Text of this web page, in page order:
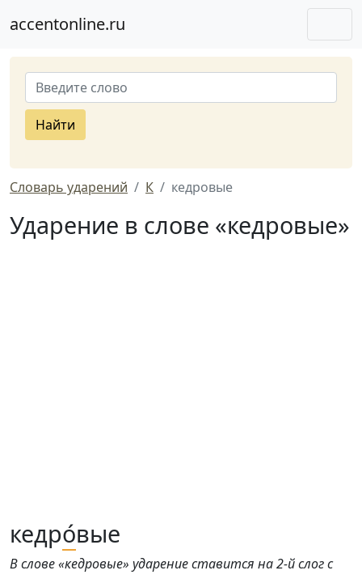
accentonline.ru
Найти
Словарь ударений К кедровые
Ударение в слове «кедровые»
кедро́вые
В слове «кедровые» ударение ставится на 2-й слог с